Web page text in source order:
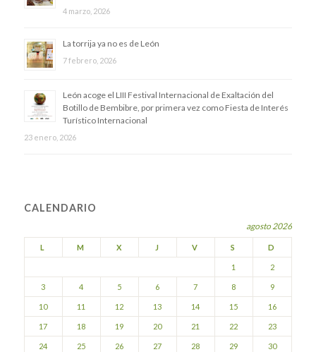
4 marzo, 2026
La torrija ya no es de León
7 febrero, 2026
​León acoge el LIII Festival Internacional de Exaltación del
Botillo de Bembibre, por primera vez como Fiesta de Interés
Turístico Internacional
23 enero, 2026
CALENDARIO
agosto 2026
L M X J V S D
1 2
3 4 5 6 7 8 9
10 11 12 13 14 15 16
17 18 19 20 21 22 23
24 25 26 27 28 29 30